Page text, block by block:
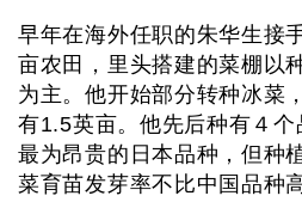
早年在海外任职的朱华生接
亩农田，里头搭建的菜棚以
为主。他开始部分转种冰菜
有1.5英亩。他先后种有４
最为昂贵的日本品种，但种
菜育苗发芽率不比中国品种高